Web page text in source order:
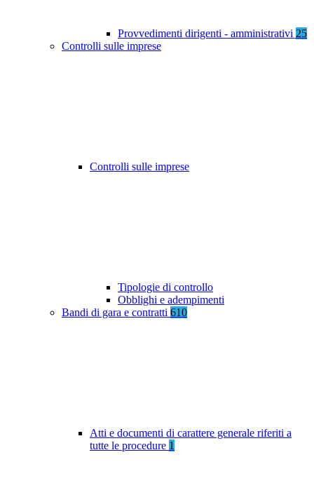
Provvedimenti dirigenti - amministrativi 25
Controlli sulle imprese
Controlli sulle imprese
Tipologie di controllo
Obblighi e adempimenti
Bandi di gara e contratti 610
Atti e documenti di carattere generale riferiti a
tutte le procedure 1